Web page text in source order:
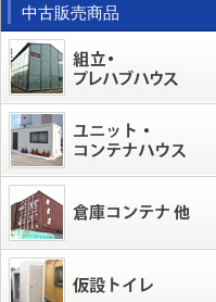
中古販売商品